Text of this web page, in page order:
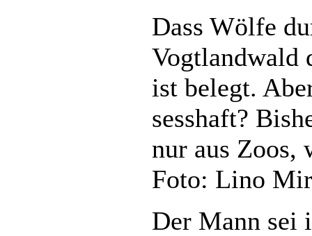
Dass Wölfe
Vogtlandwald
ist belegt.
sesshaft?
nur aus Zoos,
Foto: Lino
Der Mann sei